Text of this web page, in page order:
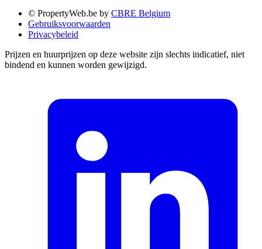
© PropertyWeb.be by CBRE Belgium
Gebruiksvoorwaarden
Privacybeleid
Prijzen en huurprijzen op deze website zijn slechts indicatief, niet
bindend en kunnen worden gewijzigd.